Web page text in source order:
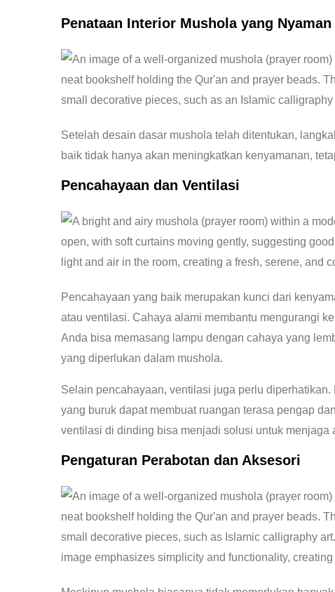
Penataan Interior Mushola yang Nyaman
Setelah desain dasar mushola telah ditentukan,
baik tidak hanya akan meningkatkan kenyamanan,
Pencahayaan dan Ventilasi
Pencahayaan yang baik merupakan kunci dari
atau ventilasi. Cahaya alami membantu mengurangi
Anda bisa memasang lampu dengan cahaya yang
yang diperlukan dalam mushola.
Selain pencahayaan, ventilasi juga perlu
yang buruk dapat membuat ruangan terasa pengap
ventilasi di dinding bisa menjadi solusi untuk menjaga
Pengaturan Perabotan dan Aksesori